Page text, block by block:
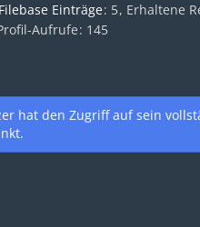
Filebase Einträge 5 Erhaltene
Aufrufe 145
hat den Zugriff auf sein